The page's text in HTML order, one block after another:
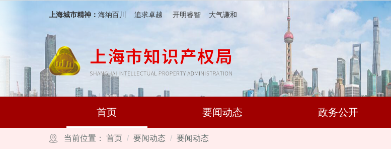
上海城市精神： 海纳百川 追求卓越 开明睿智 大气谦和
首页 要闻动态 政务公开
当前位置： 首页 要闻动态 要闻动态